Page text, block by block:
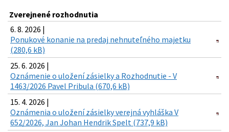
Zverejnené rozhodnutia
6. 8. 2026 |
Ponukové konanie na predaj nehnuteľného majetku
(280,6 kB)
25. 6. 2026 |
Oznámenie o uložení zásielky a Rozhodnutie - V
1463/2026 Pavel Pribula (670,6 kB)
15. 4. 2026 |
Oznámenia o uložení zásielky verejná vyhláška V
652/2026, Jan Johan Hendrik Spelt (737,9 kB)